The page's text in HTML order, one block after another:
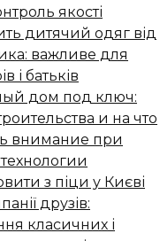
якості
дитячий одяг від
важливе для
і батьків
дом под ключ:
и на что
внимание при
з піци у Києві
друзів:
класичних і